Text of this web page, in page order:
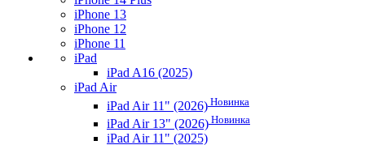
iPhone 13
iPhone 12
iPhone 11
iPad
iPad A16 (2025)
iPad Air
iPad Air 11" (2026) Новинка
iPad Air 13" (2026) Новинка
iPad Air 11" (2025)